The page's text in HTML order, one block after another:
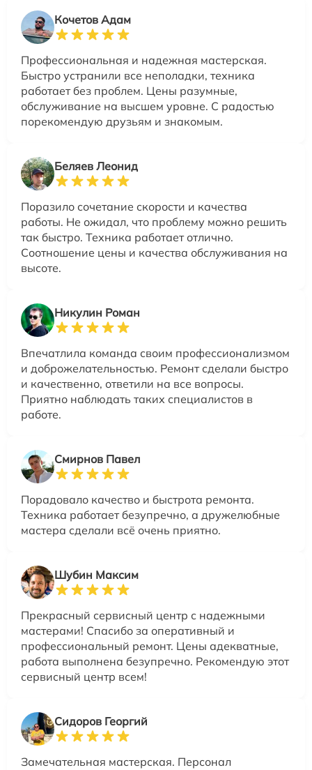
Кочетов Адам
Профессиональная и надежная мастерская.
Быстро устранили все неполадки, техника
работает без проблем. Цены разумные,
обслуживание на высшем уровне. С радостью
порекомендую друзьям и знакомым.
Беляев Леонид
Поразило сочетание скорости и качества
работы. Не ожидал, что проблему можно решить
так быстро. Техника работает отлично.
Соотношение цены и качества обслуживания на
высоте.
Никулин Роман
Впечатлила команда своим профессионализмом
и доброжелательностью. Ремонт сделали быстро
и качественно, ответили на все вопросы.
Приятно наблюдать таких специалистов в
работе.
Смирнов Павел
Порадовало качество и быстрота ремонта.
Техника работает безупречно, а дружелюбные
мастера сделали всё очень приятно.
Шубин Максим
Прекрасный сервисный центр с надежными
мастерами! Спасибо за оперативный и
профессиональный ремонт. Цены адекватные,
работа выполнена безупречно. Рекомендую этот
сервисный центр всем!
Сидоров Георгий
Замечательная мастерская. Персонал